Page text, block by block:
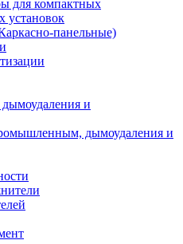
для компактных
установок
панельные)
и
дымоудаления и